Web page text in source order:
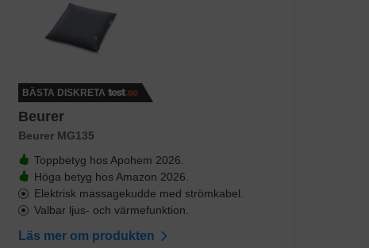
BÄSTA DISKRETA
Beurer
Beurer MG135
Toppbetyg hos Apohem 2026.
Höga betyg hos Amazon 2026.
Elektrisk massagekudde med strömkabel.
Valbar ljus- och värmefunktion.
Läs mer om produkten